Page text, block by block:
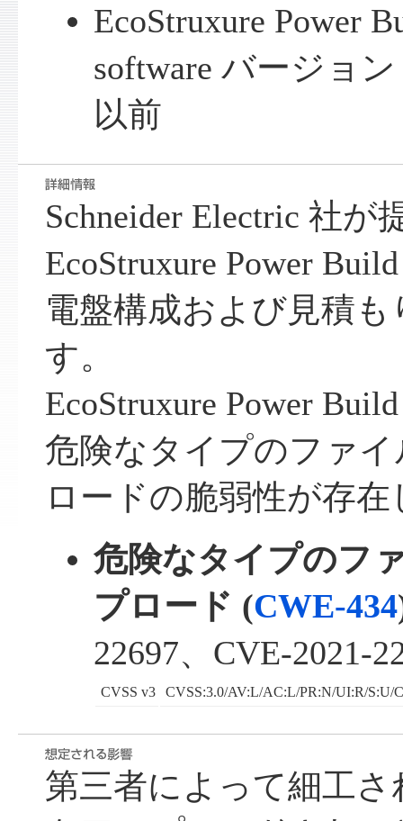
EcoStruxure Power
software バージョ
以前
Schneider Electric 社が
EcoStruxure Power
電盤構成および見積
す。
EcoStruxure Power
危険なタイプのファ
ロードの脆弱性が存在
危険なタイプのフ
プロード (CWE-434
22697、CVE-2021-
CVSS v3 CVSS:3.0/AV:L/AC:L/PR:N/UI:R/S:U/
第三者によって細工さ